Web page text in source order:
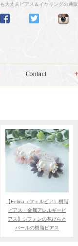
大丈夫ピアス＆イヤリングの通販
【Felpia（フェルピア）樹脂
ピアス・金属アレルギーピ
アス】シフォンの花びらと
パールの樹脂ピアス